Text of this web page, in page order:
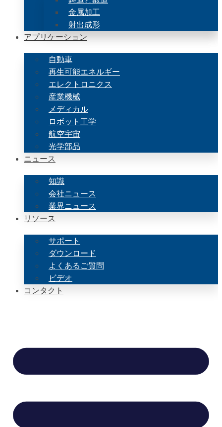
金属加工
射出成形
アプリケーション
自動車
再生可能エネルギー
エレクトロニクス
産業機械
メディカル
ロボット工学
航空宇宙
光学部品
ニュース
知識
会社ニュース
業界ニュース
リソース
サポート
ダウンロード
よくあるご質問
ビデオ
コンタクト